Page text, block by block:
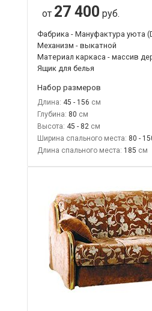
от 27 400 руб.
Фабрика - Мануфактура уюта
Механизм - выкатной
Материал каркаса - массив
Ящик для белья
Набор размеров
Длина: 45 - 156
Глубина: 80
Высота: 45 - 82
Ширина спального места: 80 -
Длина спального места: 185